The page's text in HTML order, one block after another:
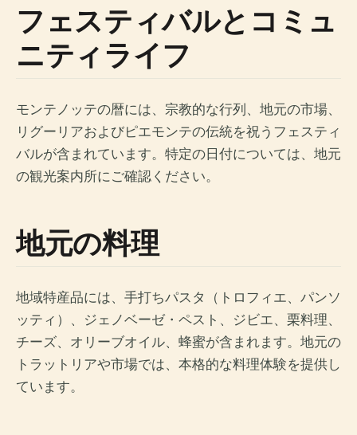
フェスティバルとコミュ
ニティライフ
モンテノッテの暦には、宗教的な行列、地元の市場、
リグーリアおよびピエモンテの伝統を祝うフェスティ
バルが含まれています。特定の日付については、地元
の観光案内所にご確認ください。
地元の料理
地域特産品には、手打ちパスタ（トロフィエ、パンソ
ッティ）、ジェノベーゼ・ペスト、ジビエ、栗料理、
チーズ、オリーブオイル、蜂蜜が含まれます。地元の
トラットリアや市場では、本格的な料理体験を提供し
ています。